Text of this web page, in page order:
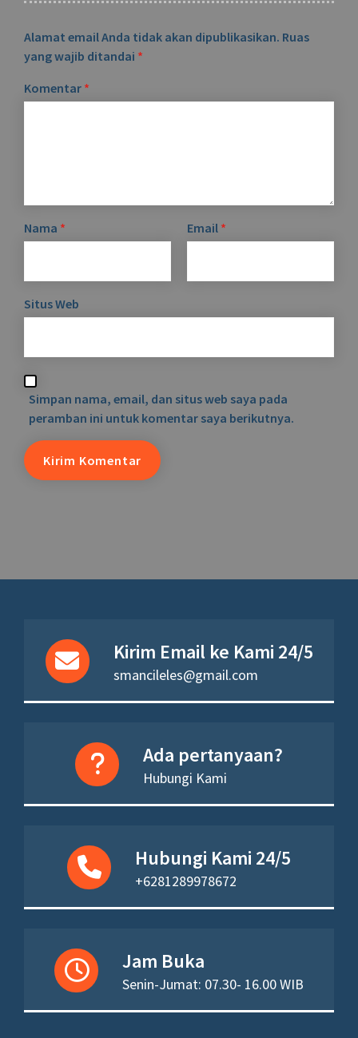
Alamat email Anda tidak akan dipublikasikan. Ruas
yang wajib ditandai *
Komentar *
Nama * Email *
Situs Web
Simpan nama, email, dan situs web saya pada
peramban ini untuk komentar saya berikutnya.
Kirim Email ke Kami 24/5
smancileles@gmail.com
Ada pertanyaan?
Hubungi Kami
Hubungi Kami 24/5
+6281289978672
Jam Buka
Senin-Jumat: 07.30- 16.00 WIB